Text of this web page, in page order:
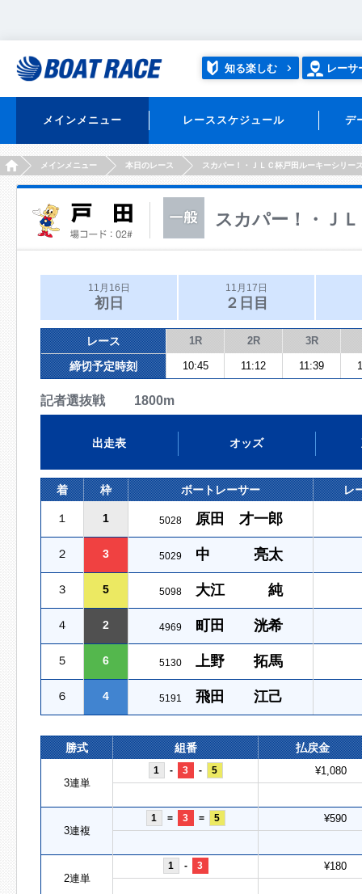
知る楽しむ レーサ
メインメニュー レーススケジュール デ
HOMEメインメニュー 本日のレース スカパー！・ＪＬＣ杯戸田ルーキーシリー
スカパー！・Ｊ
11月16日
初日
11月17日
２日目
レース 1R 2R 3R
締切予定時刻 10:45 11:12 11:39
記者選抜戦 1800m
出走表 オッズ
着 枠 ボートレーサー レ
１ 1 5028 原田 才一郎
２ 3 5029 中 亮太
３ 5 5098 大江 純
４ 2 4969 町田 洸希
５ 6 5130 上野 拓馬
６ 4 5191 飛田 江己
勝式 組番 払戻金
3連単
1 - 3 - 5 ¥1,080
3連複
1 = 3 = 5 ¥590
2連単
1 - 3 ¥180